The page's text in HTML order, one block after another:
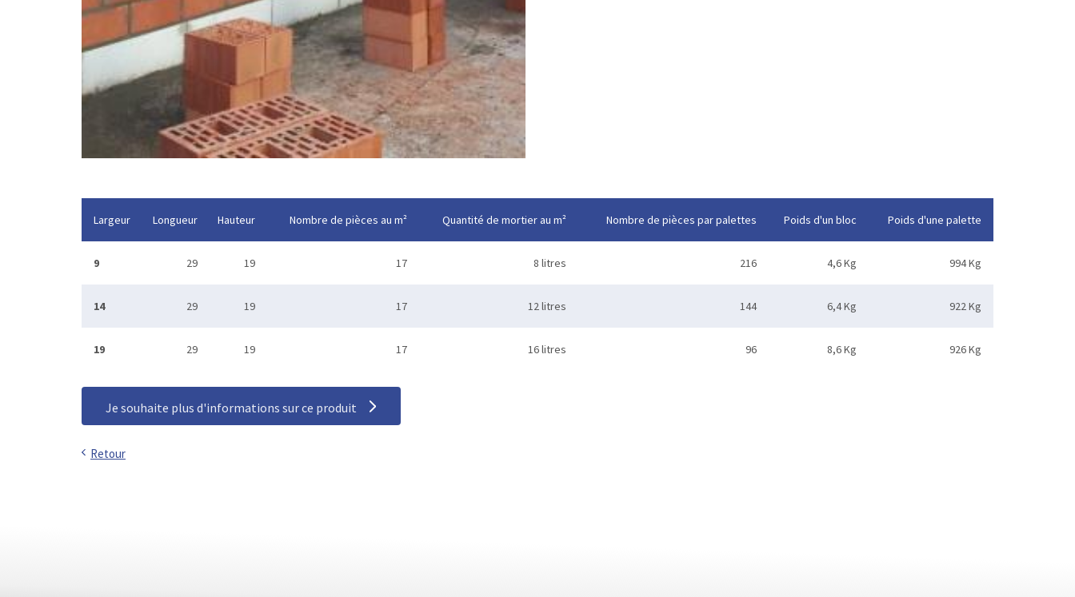
Largeur Longueur Hauteur Nombre de pièces au m² Quantité de mortier au m² Nombre de pièces par palettes Poids d'un bloc Poids d'une palette
9 29 19 17 8 litres 216 4,6 Kg 994 Kg
14 29 19 17 12 litres 144 6,4 Kg 922 Kg
19 29 19 17 16 litres 96 8,6 Kg 926 Kg
Je souhaite plus d'informations sur ce produit
Retour